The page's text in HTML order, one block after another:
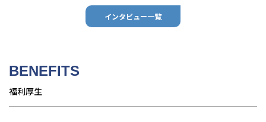
インタビュー一覧
BENEFITS
福利厚生